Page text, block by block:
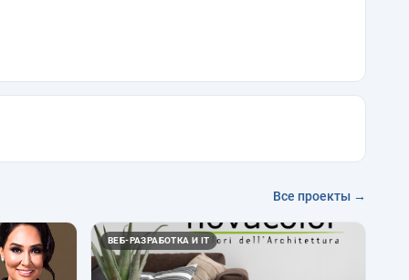
Все проекты →
ВЕБ-РАЗРАБОТКА И IT